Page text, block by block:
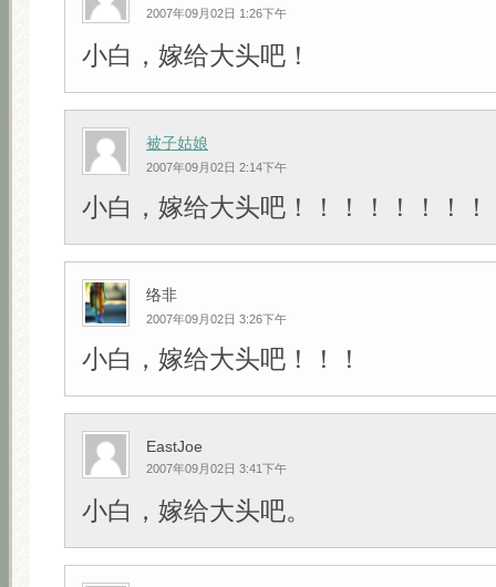
2007年09月02日 1:26下午
小白，嫁给大头吧！
被子姑娘
2007年09月02日 2:14下午
小白，嫁给大头吧！！！！！！！！
络非
2007年09月02日 3:26下午
小白，嫁给大头吧！！！
EastJoe
2007年09月02日 3:41下午
小白，嫁给大头吧。